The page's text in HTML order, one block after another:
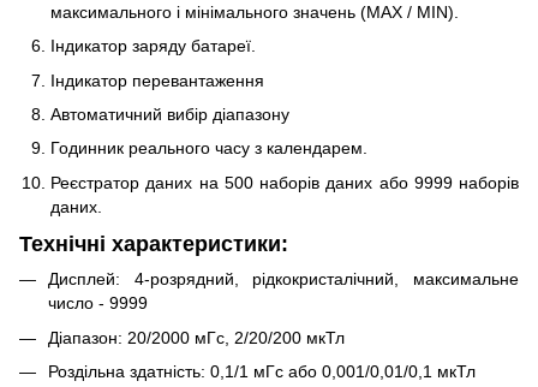
максимального і мінімального значень (MAX / MIN).
Індикатор заряду батареї.
Індикатор перевантаження
Автоматичний вибір діапазону
Годинник реального часу з календарем.
Реєстратор даних на 500 наборів даних або 9999 наборів
даних.
Технічні характеристики:
Дисплей: 4-розрядний, рідкокристалічний, максимальне
число - 9999
Діапазон: 20/2000 мГс, 2/20/200 мкТл
Роздільна здатність: 0,1/1 мГс або 0,001/0,01/0,1 мкТл